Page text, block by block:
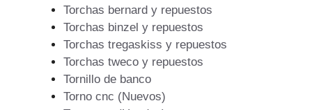
Torchas bernard y repuestos
Torchas binzel y repuestos
Torchas tregaskiss y repuestos
Torchas tweco y repuestos
Tornillo de banco
Torno cnc (Nuevos)